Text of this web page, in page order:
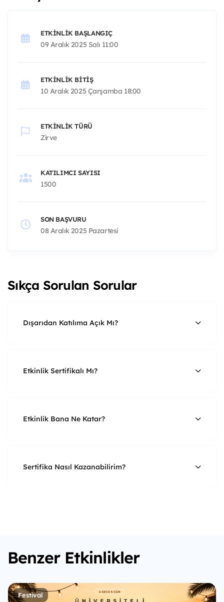
ETKINLIK BAŞLANGIÇ
09 Aralık 2025 Salı 11:00
ETKINLIK BITIŞ
10 Aralık 2025 Çarşamba 18:00
ETKINLIK TÜRÜ
Zirve
KATILIMCI SAYISI
1500
SON BAŞVURU
08 Aralık 2025 Pazartesi
Sıkça Sorulan Sorular
Dışarıdan Katılıma Açık Mı?
Etkinlik Sertifikalı Mı?
Etkinlik Bana Ne Katar?
Sertifika Nasıl Kazanabilirim?
Benzer Etkinlikler
Festival